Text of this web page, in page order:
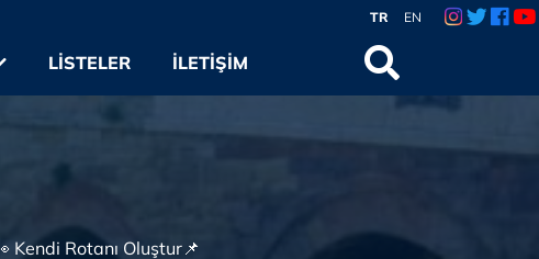
TR EN
LISTELER İLETIŞIM
Kendi Rotanı Oluştur📌